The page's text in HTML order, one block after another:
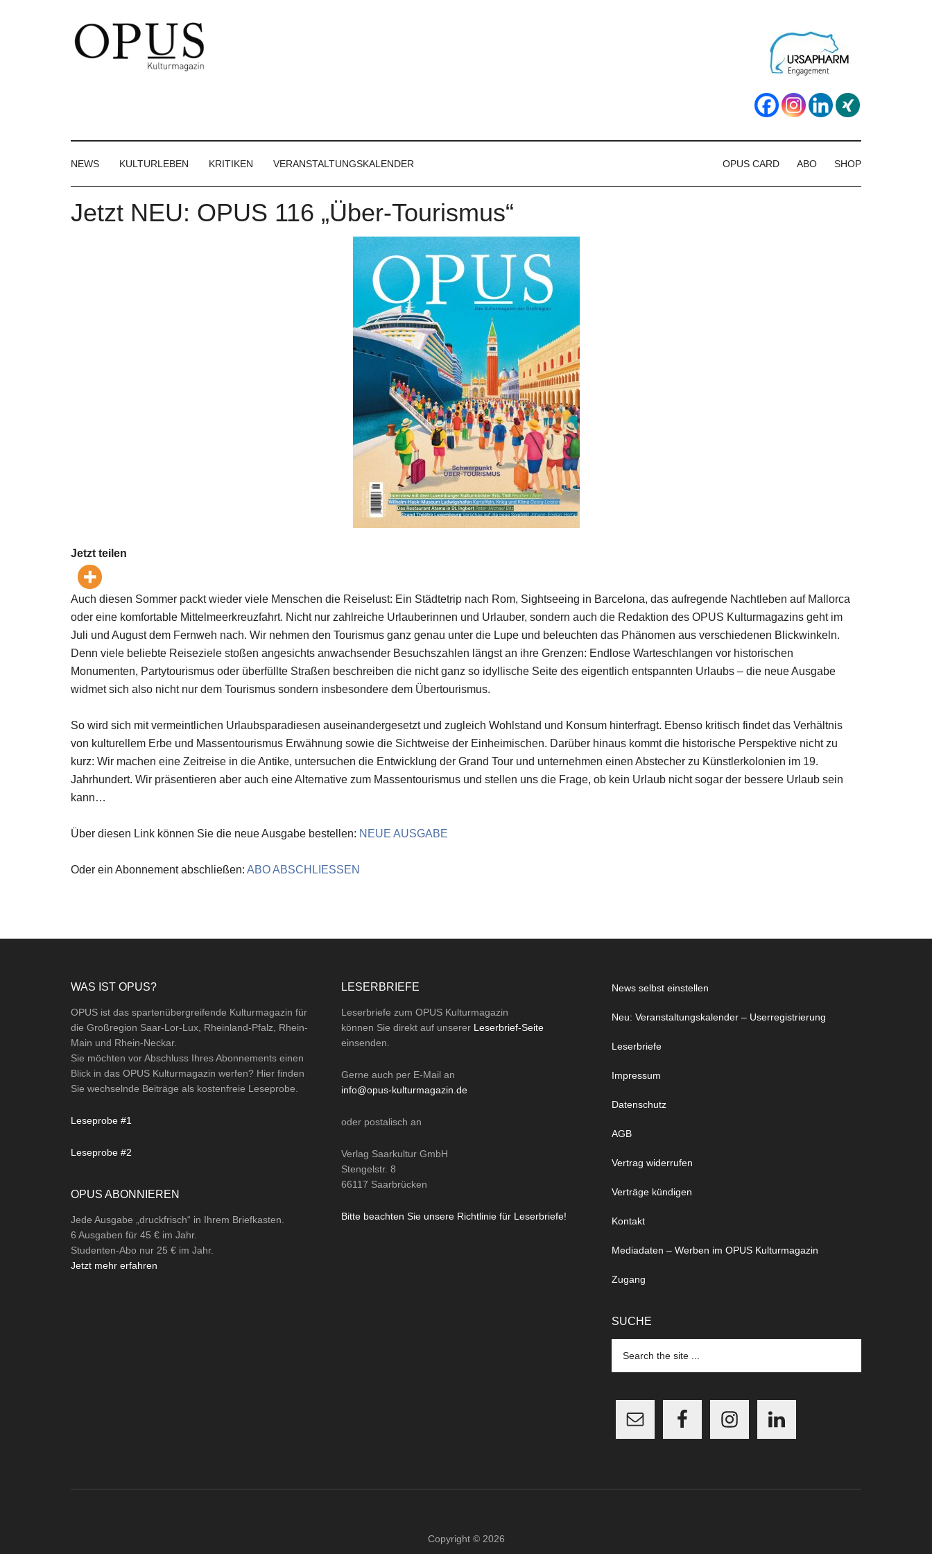
Großregion
NEWS KULTURLEBEN KRITIKEN VERANSTALTUNGSKALENDER SHOP
ABO
OPUS CARD
Jetzt NEU: OPUS 116 „Über-Tourismus“
Jetzt teilen
Auch diesen Sommer packt wieder viele Menschen die Reiselust: Ein Städtetrip nach Rom, Sightseeing in Barcelona, das aufregende Nachtleben auf Mallorca
oder eine komfortable Mittelmeerkreuzfahrt. Nicht nur zahlreiche Urlauberinnen und Urlauber, sondern auch die Redaktion des OPUS Kulturmagazins geht im
Juli und August dem Fernweh nach. Wir nehmen den Tourismus ganz genau unter die Lupe und beleuchten das Phänomen aus verschiedenen Blickwinkeln.
Denn viele beliebte Reiseziele stoßen angesichts anwachsender Besuchszahlen längst an ihre Grenzen: Endlose Warteschlangen vor historischen
Monumenten, Partytourismus oder überfüllte Straßen beschreiben die nicht ganz so idyllische Seite des eigentlich entspannten Urlaubs – die neue Ausgabe
widmet sich also nicht nur dem Tourismus sondern insbesondere dem Übertourismus.
So wird sich mit vermeintlichen Urlaubsparadiesen auseinandergesetzt und zugleich Wohlstand und Konsum hinterfragt. Ebenso kritisch findet das Verhältnis
von kulturellem Erbe und Massentourismus Erwähnung sowie die Sichtweise der Einheimischen. Darüber hinaus kommt die historische Perspektive nicht zu
kurz: Wir machen eine Zeitreise in die Antike, untersuchen die Entwicklung der Grand Tour und unternehmen einen Abstecher zu Künstlerkolonien im 19.
Jahrhundert. Wir präsentieren aber auch eine Alternative zum Massentourismus und stellen uns die Frage, ob kein Urlaub nicht sogar der bessere Urlaub sein
kann…
Über diesen Link können Sie die neue Ausgabe bestellen: NEUE AUSGABE
Oder ein Abonnement abschließen: ABO ABSCHLIESSEN
WAS IST OPUS?
OPUS ist das spartenübergreifende Kulturmagazin für
die Großregion Saar-Lor-Lux, Rheinland-Pfalz, Rhein-
Main und Rhein-Neckar.
Sie möchten vor Abschluss Ihres Abonnements einen
Blick in das OPUS Kulturmagazin werfen? Hier finden
Sie wechselnde Beiträge als kostenfreie Leseprobe.
Leseprobe #1
Leseprobe #2
OPUS ABONNIEREN
Jede Ausgabe „druckfrisch“ in Ihrem Briefkasten.
6 Ausgaben für 45 € im Jahr.
Studenten-Abo nur 25 € im Jahr.
Jetzt mehr erfahren
LESERBRIEFE
Leserbriefe zum OPUS Kulturmagazin
können Sie direkt auf unserer Leserbrief-Seite
einsenden.
Gerne auch per E-Mail an
info@opus-kulturmagazin.de
oder postalisch an
Verlag Saarkultur GmbH
Stengelstr. 8
66117 Saarbrücken
Bitte beachten Sie unsere Richtlinie für Leserbriefe!
News selbst einstellen
Neu: Veranstaltungskalender – Userregistrierung
Leserbriefe
Impressum
Datenschutz
AGB
Vertrag widerrufen
Verträge kündigen
Kontakt
Mediadaten – Werben im OPUS Kulturmagazin
Zugang
SUCHE
the
Copyright © 2026